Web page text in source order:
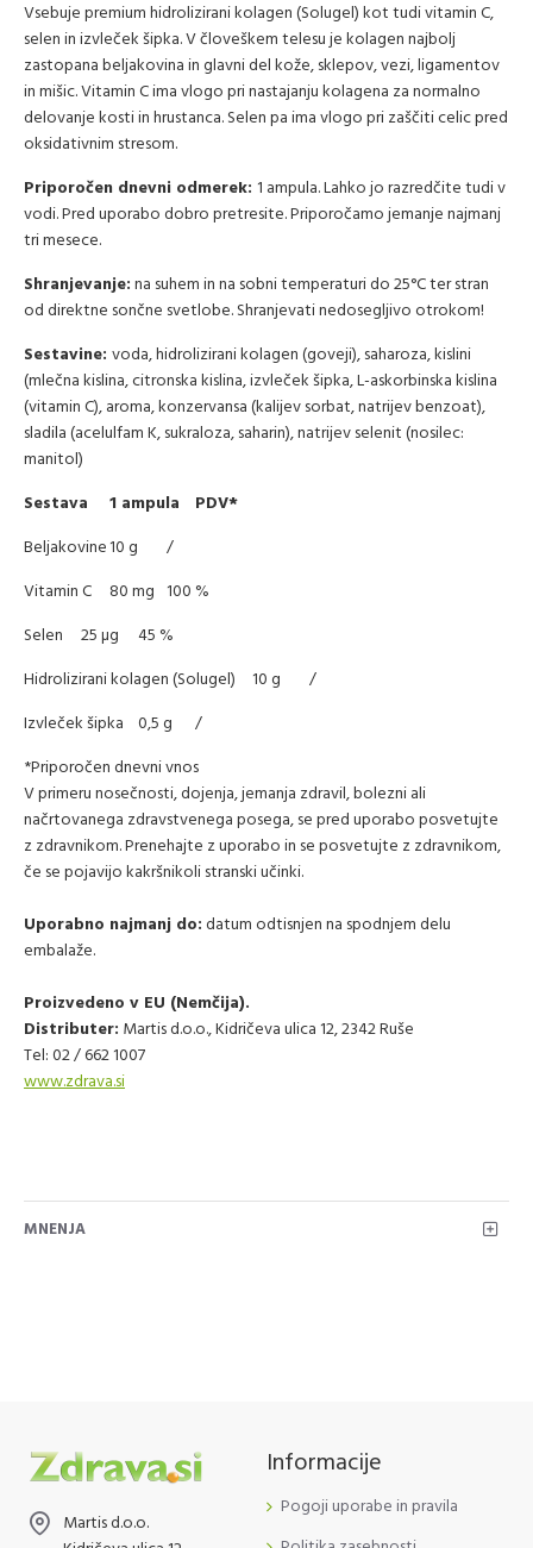
Vsebuje premium hidrolizirani kolagen (Solugel) kot tudi vitamin C,
selen in izvleček šipka. V človeškem telesu je kolagen najbolj
zastopana beljakovina in glavni del kože, sklepov, vezi, ligamentov
in mišic. Vitamin C ima vlogo pri nastajanju kolagena za normalno
delovanje kosti in hrustanca. Selen pa ima vlogo pri zaščiti celic pred
oksidativnim stresom.
Priporočen dnevni odmerek: 1 ampula. Lahko jo razredčite tudi v
vodi. Pred uporabo dobro pretresite. Priporočamo jemanje najmanj
tri mesece.
Shranjevanje: na suhem in na sobni temperaturi do 25°C ter stran
od direktne sončne svetlobe. Shranjevati nedosegljivo otrokom!
Sestavine: voda, hidrolizirani kolagen (goveji), saharoza, kislini
(mlečna kislina, citronska kislina, izvleček šipka, L-askorbinska kislina
(vitamin C), aroma, konzervansa (kalijev sorbat, natrijev benzoat),
sladila (acelulfam K, sukraloza, saharin), natrijev selenit (nosilec:
manitol)
Sestava
1 ampula
PDV*
Beljakovine10 g
/
Vitamin C
80 mg 100 %
Selen
25 µg
45 %
Hidrolizirani kolagen (Solugel)
10 g
/
Izvleček šipka
0,5 g
/
*Priporočen dnevni vnos
V primeru nosečnosti, dojenja, jemanja zdravil, bolezni ali
načrtovanega zdravstvenega posega, se pred uporabo posvetujte
z zdravnikom. Prenehajte z uporabo in se posvetujte z zdravnikom,
če se pojavijo kakršnikoli stranski učinki.
Uporabno najmanj do: datum odtisnjen na spodnjem delu
embalaže.
Proizvedeno v EU (Nemčija).
Distributer: Martis d.o.o., Kidričeva ulica 12, 2342 Ruše
Tel: 02 / 662 1007
www.zdrava.si
MNENJA
Martis d.o.o.
Informacije
Pogoji uporabe in pravila